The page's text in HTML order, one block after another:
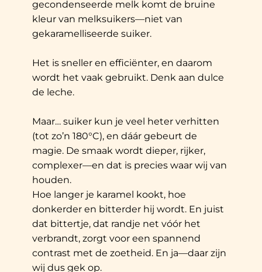
gecondenseerde melk komt de bruine
kleur van melksuikers—niet van
gekaramelliseerde suiker.
Het is sneller en efficiënter, en daarom
wordt het vaak gebruikt. Denk aan dulce
de leche.
Maar… suiker kun je veel heter verhitten
(tot zo’n 180°C), en dáár gebeurt de
magie. De smaak wordt dieper, rijker,
complexer—en dat is precies waar wij van
houden.
Hoe langer je karamel kookt, hoe
donkerder en bitterder hij wordt. En juist
dat bittertje, dat randje net vóór het
verbrandt, zorgt voor een spannend
contrast met de zoetheid. En ja—daar zijn
wij dus gek op.